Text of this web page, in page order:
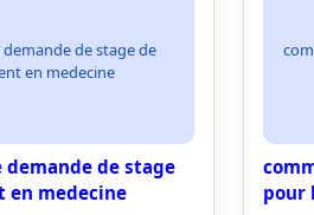
de stage de
en medecine
de stage
en medecine
pour